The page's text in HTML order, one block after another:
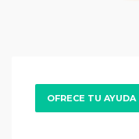
OFRECE TU AYUDA